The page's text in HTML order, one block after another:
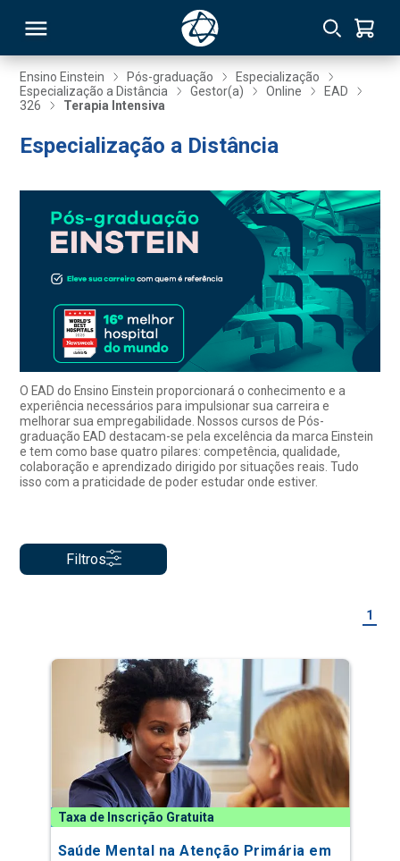
Ensino Einstein Pós-graduação
Especialização
Especialização a Distância
Gestor(a) Online
EAD
326
Terapia Intensiva
Especialização a Distância
O EAD do Ensino Einstein proporcionará o conhecimento e a
experiência necessários para impulsionar sua carreira e
melhorar sua empregabilidade. Nossos cursos de Pós-
graduação EAD destacam-se pela excelência da marca Einstein
e tem como base quatro pilares: competência, qualidade,
colaboração e aprendizado dirigido por situações reais. Tudo
isso com a praticidade de poder estudar onde estiver.
Filtros
1
Taxa de Inscrição Gratuita
Saúde Mental na Atenção Primária em